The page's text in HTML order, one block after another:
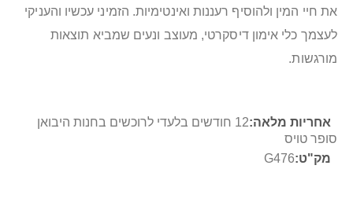
את חיי המין ולהוסיף רעננות ואינטימיות. הזמיני עכשיו והעניקי
לעצמך כלי אימון דיסקרטי, מעוצב ונעים שמביא תוצאות
מורגשות.
מידע
נוסף
12 חודשים בלעדי לרוכשים בחנות היבואן
סופר טויס
G476